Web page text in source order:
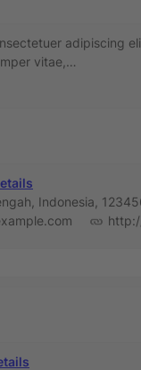
adipiscing
vitae,…
Indonesia,